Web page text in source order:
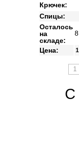
Крючек:
Спицы:
Осталось
на
складе:
8
Цена:
C